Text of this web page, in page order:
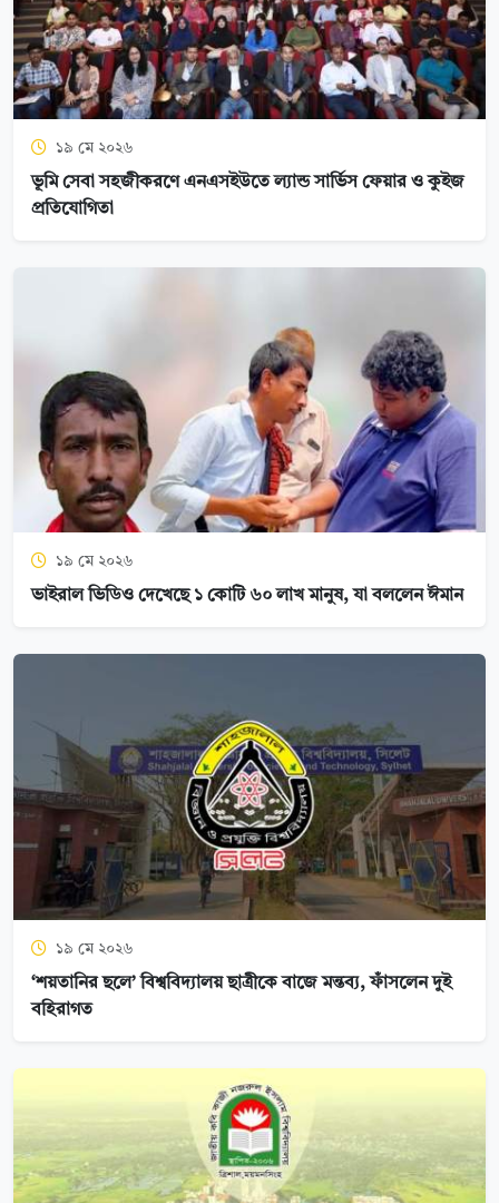
১৯ মে ২০২৬
ভূমি সেবা সহজীকরণে এনএসইউতে ল্যান্ড সার্ভিস ফেয়ার ও কুইজ
প্রতিযোগিতা
১৯ মে ২০২৬
ভাইরাল ভিডিও দেখেছে ১ কোটি ৬০ লাখ মানুষ, যা বললেন ঈমান
১৯ মে ২০২৬
‘শয়তানির ছলে’ বিশ্ববিদ্যালয় ছাত্রীকে বাজে মন্তব্য, ফাঁসলেন দুই
বহিরাগত